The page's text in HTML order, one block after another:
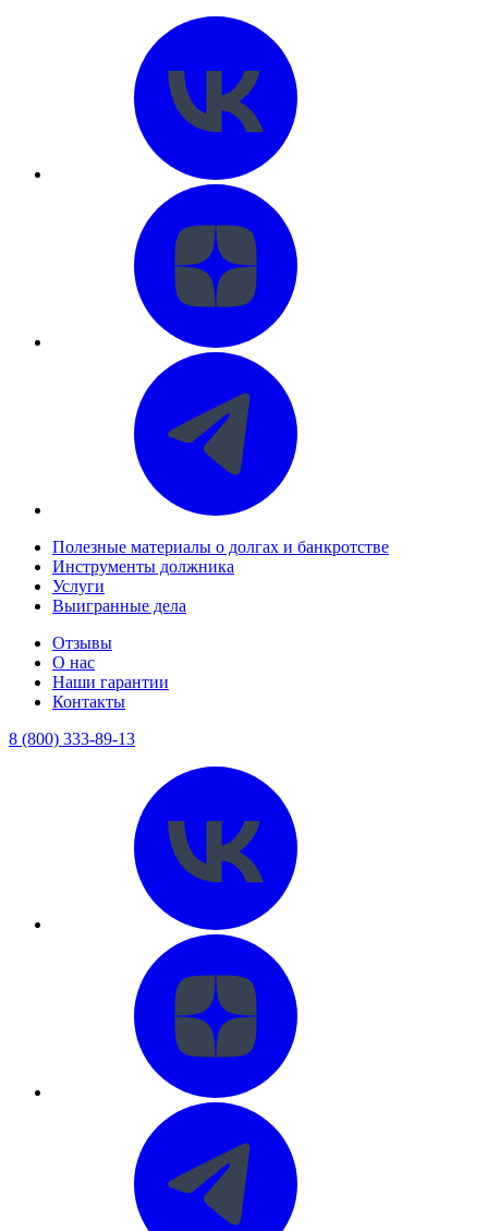
Полезные материалы о долгах и банкротстве
Инструменты должника
Услуги
Выигранные дела
Отзывы
О нас
Наши гарантии
Контакты
8 (800) 333-89-13